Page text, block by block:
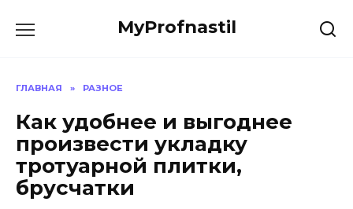
MyProfnastil
ГЛАВНАЯ » РАЗНОЕ
Как удобнее и выгоднее
произвести укладку
тротуарной плитки,
брусчатки